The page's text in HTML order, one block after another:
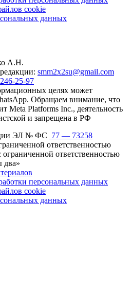
cookie
данных
А.Н.
smm2x2su@gmail.com
25-97
целях может
Обращаем внимание, что
Meta Platforms Inc., деятельность
и запрещена в РФ
ЭЛ № ФС 77 — 73258
ответственностью
ответственностью
два»
персональных данных
cookie
данных